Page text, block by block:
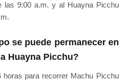
las 9:00 a.m. y al Huayna Picchu
se puede permanecer en
Huayna Picchu?
para recorrer Machu Picchu